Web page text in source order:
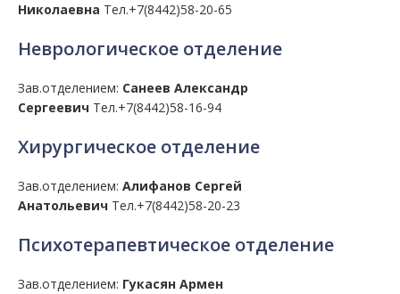
Николаевна Тел.+7(8442)58-20-65
Неврологическое отделение
Зав.отделением: Санеев Александр
Сергеевич Тел.+7(8442)58-16-94
Хирургическое отделение
Зав.отделением: Алифанов Сергей
Анатольевич Тел.+7(8442)58-20-23
Психотерапевтическое отделение
Зав.отделением: Гукасян Армен